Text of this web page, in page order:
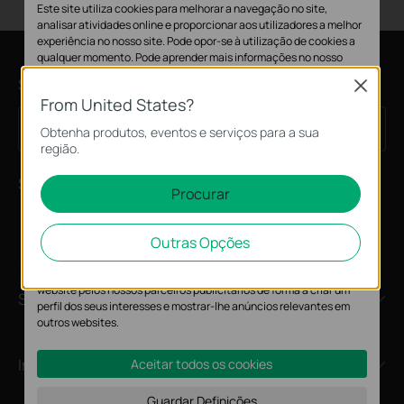
Subscrição
Email Address Inscreva-se
Siga-nos
Sobre
Imprensa
From United States?
Obtenha produtos, eventos e serviços para a sua
região.
Procurar
Outras Opções
Close
Este site utiliza cookies para melhorar a navegação no site,
analisar atividades online e proporcionar aos utilizadores a melhor
experiência no nosso site. Pode opor-se à utilização de cookies a
qualquer momento. Pode aprender mais informações no nosso
política de privacidade.
Cookies Básicos
Os cookies são necessários para o funcionamento do website e
não podem ser desativados nos seus sistemas.
Cookies de Análise e Marketing
nosso website para melhorar e ajustar a funcionalidade do nosso
website.
website pelos nossos parceiros publicitários de forma a criar um
perfil dos seus interesses e mostrar-lhe anúncios relevantes em
outros websites.
Aceitar todos os cookies